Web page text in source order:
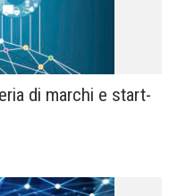
di marchi e start-